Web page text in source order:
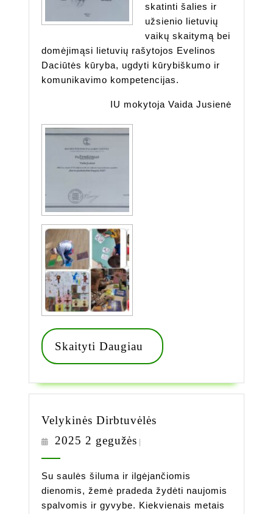
skatinti šalies ir
užsienio lietuvių
vaikų skaitymą bei
domėjimąsi lietuvių rašytojos Evelinos
Daciūtės kūryba, ugdyti kūrybiškumo ir
komunikavimo kompetencijas.
IU mokytoja Vaida Jusienė
Skaityti Daugiau
Skaityti
Daugiau
Velykinės Dirbtuvėlės
2025 2 gegužės 2025
gegužės
Su saulės šiluma ir ilgėjančiomis
dienomis, žemė pradeda žydėti naujomis
spalvomis ir gyvybe. Kiekvienais metais